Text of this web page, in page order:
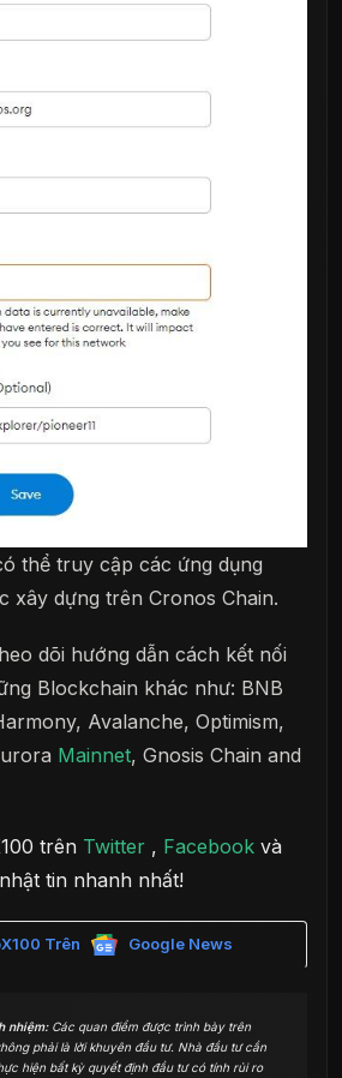
thể truy cập các ứng dụng
xây dựng trên Cronos Chain.
dõi hướng dẫn cách kết nối
Blockchain khác như: BNB
Avalanche, Optimism,
Mainnet, Gnosis Chain and
trên Twitter , Facebook và
tin nhanh nhất!
Trên Google News
nhiệm:Các quan điểm được trình bày trên
phải là lời khuyên đầu tư. Nhà đầu tư cần
hiện bất kỳ quyết định đầu tư có tính rủi ro